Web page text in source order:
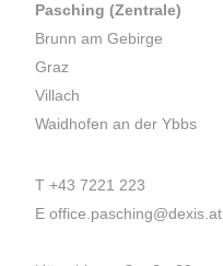
Pasching (Zentrale)
Brunn am Gebirge
Graz
Villach
Waidhofen an der Ybbs
T +43 7221 223
E office.pasching@dexis.at